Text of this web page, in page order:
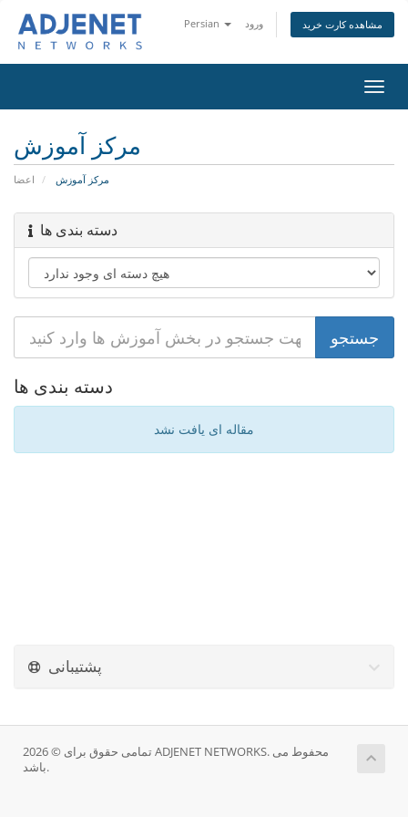
Persian ورود مشاهده کارت خرید
تغییر
مرکز آموزش
اعضا مرکز آموزش
دسته بندی ها
دسته بندی ها
مقاله ای یافت نشد
پشتیبانی
تمامی حقوق برای © 2026 ADJENET NETWORKS. محفوط می
باشد.